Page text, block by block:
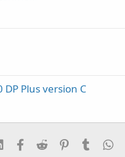
DP Plus version C
Linked InFacebook
Reddit PinterestTumblr